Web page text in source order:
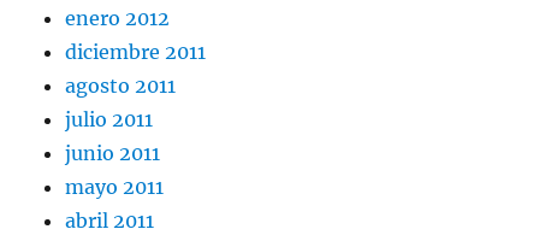
enero 2012
diciembre 2011
agosto 2011
julio 2011
junio 2011
mayo 2011
abril 2011